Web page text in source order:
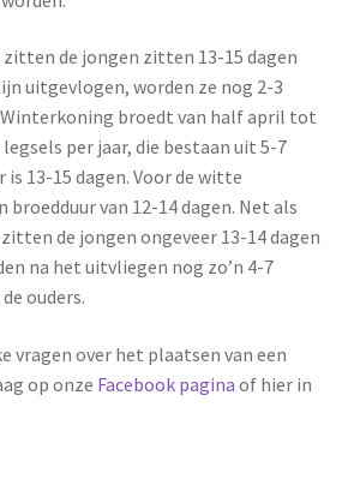
de jongen zitten 13-15 dagen
uitgevlogen, worden ze nog 2-3
Winterkoning broedt van half april tot
per jaar, die bestaan uit 5-7
is 13-15 dagen. Voor de witte
van 12-14 dagen. Net als
de jongen ongeveer 13-14 dagen
na het uitvliegen nog zo’n 4-7
ouders.
vragen over het plaatsen van een
op onze Facebook pagina of hier in